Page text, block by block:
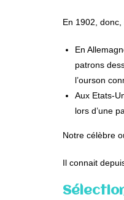
En 1902,
En
patrons
l’ourson
Aux Etats-
lors d’une
Notre célèbre
Il connait